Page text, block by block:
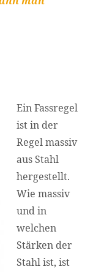
Ein Fassregel
ist in der
Regel massiv
aus Stahl
hergestellt.
Wie massiv
und in
welchen
Stärken der
Stahl ist, ist